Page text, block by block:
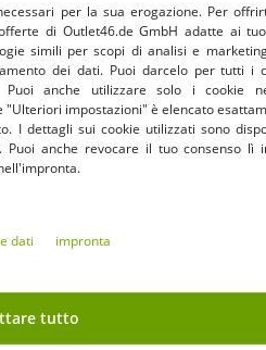
Pantaloni cargo da uomo
Vintage - Resistenti
per la sua erogazione. Per
di Outlet46.de GmbH adatte ai
simili per scopi di analisi e
dei dati. Puoi darcelo per tutti i
anche utilizzare solo i cookie
impostazioni" è elencato
I dettagli sui cookie utilizzati sono
anche revocare il tuo consenso lì
dati impronta
tutto